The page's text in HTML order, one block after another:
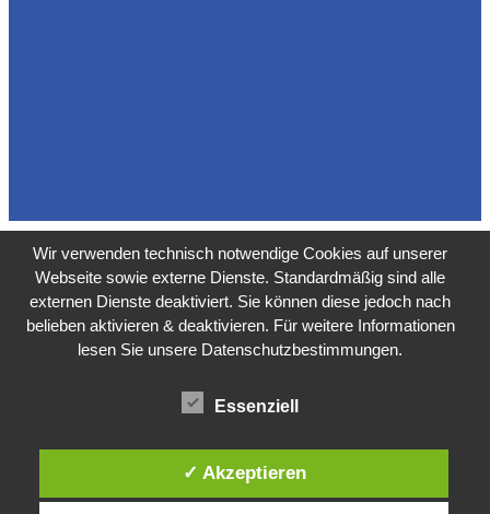
Wir verwenden technisch notwendige Cookies auf unserer
Webseite sowie externe Dienste. Standardmäßig sind alle
externen Dienste deaktiviert. Sie können diese jedoch nach
belieben aktivieren & deaktivieren. Für weitere Informationen
lesen Sie unsere Datenschutzbestimmungen.
Essenziell
✓ Akzeptieren